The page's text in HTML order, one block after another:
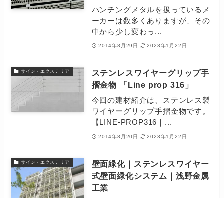
パンチングメタルを扱っているメ
ーカーは数多くありますが、その
中から少し変わっ...
2014年8月29日 2023年1月22日
サイン・エクステリア
ステンレスワイヤーグリップ手
摺金物 「Line prop 316」
今回の建材紹介は、ステンレス製
ワイヤーグリップ手摺金物です。
【LINE-PROP316｜...
2014年8月20日 2023年1月22日
サイン・エクステリア
壁面緑化｜ステンレスワイヤー
式壁面緑化システム｜浅野金属
工業